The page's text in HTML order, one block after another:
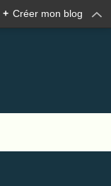
+ Créer mon blog